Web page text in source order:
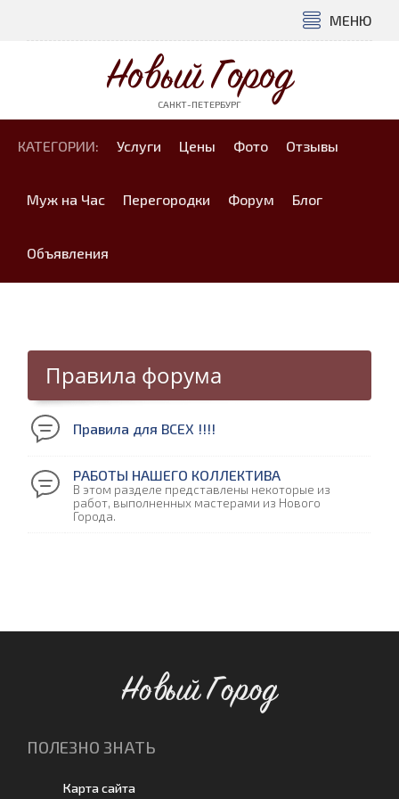
МЕНЮ
Новый Город
САНКТ-ПЕТЕРБУРГ
КАТЕГОРИИ: Услуги Цены Фото Отзывы
Муж на Час Перегородки Форум Блог
Объявления
Правила форума
Правила для ВСЕХ !!!!
РАБОТЫ НАШЕГО КОЛЛЕКТИВА
В этом разделе представлены некоторые из
работ, выполненных мастерами из Нового
Города.
Новый Город
ПОЛЕЗНО ЗНАТЬ
Карта сайта